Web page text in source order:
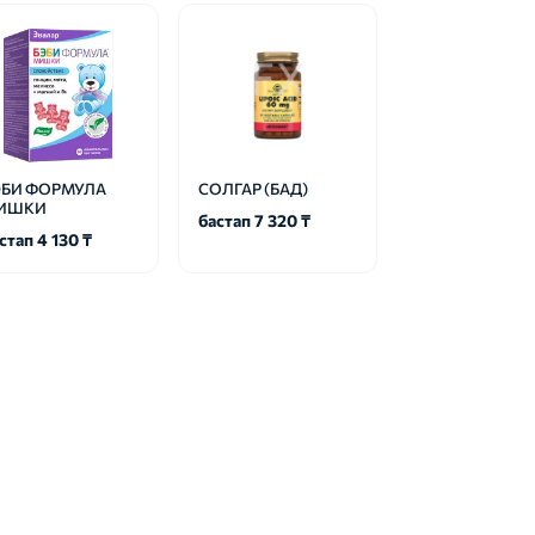
ФОРМУЛА
4 130 ₸
СОЛГАР (БАД)
бастап 7 320 ₸